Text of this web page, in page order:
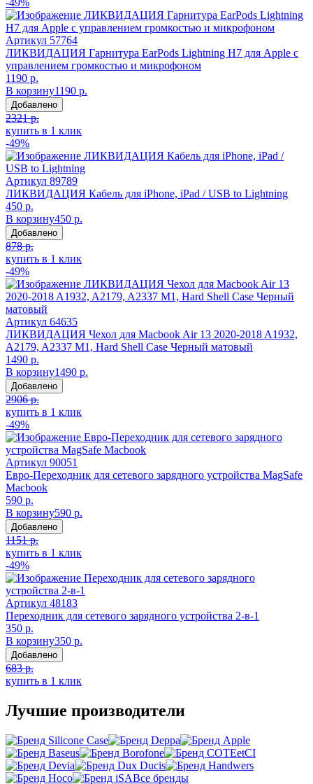
-49%
Артикул 57764
ЛИКВИДАЦИЯ Гарнитура EarPods Lightning H7 для Apple с
управлением громкостью и микрофоном
1190 р.
В корзину1190 р.
Добавлено
2321 р.
купить в 1 клик
-49%
Артикул 89789
ЛИКВИДАЦИЯ Кабель для iPhone, iPad / USB to Lightning
450 р.
В корзину450 р.
Добавлено
878 р.
купить в 1 клик
-49%
Артикул 64635
ЛИКВИДАЦИЯ Чехол для Macbook Air 13 2020-2018 A1932,
A2179, A2337 M1, Hard Shell Case Черный матовый
1490 р.
В корзину1490 р.
Добавлено
2906 р.
купить в 1 клик
-49%
Артикул 90051
Евро-Переходник для сетевого зарядного устройства MagSafe
Macbook
590 р.
В корзину590 р.
Добавлено
1151 р.
купить в 1 клик
-49%
Артикул 48183
Переходник для сетевого зарядного устройства 2-в-1
350 р.
В корзину350 р.
Добавлено
683 р.
купить в 1 клик
Лучшие производители
Все бренды